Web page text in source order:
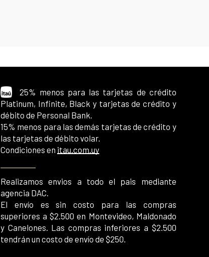
25% menos para las tarjetas de crédito
Platinum, Infinite, Black y tarjetas de crédito y
débito de Personal Bank.
15% menos para las demás tarjetas de crédito y
las tarjetas de débito volar.
Condiciones en itau.com.uy
Realizamos envios a todo el pais mediante
agencia DAC.
El envío es sin costo para las compras
superiores a $2.500 en Montevideo, Maldonado
y Canelones. Las compras inferiores a $2.500
tendrán un costo de envío de $250.